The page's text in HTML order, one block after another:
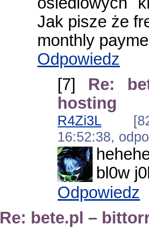
Jak pisze że
monthly
Odpowiedz
[7] Re:
hosting
R4Zi3L
16:52:38,
bl0w
Odpowiedz
Re: bete.pl –